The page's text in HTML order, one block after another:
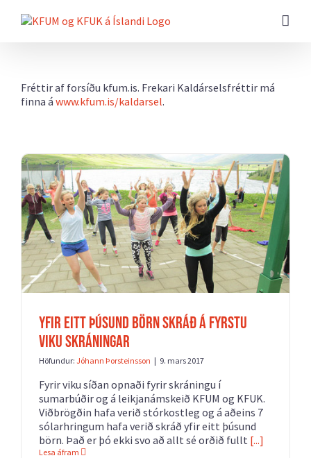
beint
Fréttir af forsíðu kfum.is. Frekari Kaldárselsfréttir má
finna á www.kfum.is/kaldarsel.
YFIR EITT ÞÚSUND BÖRN SKRÁÐ Á FYRSTU
VIKU SKRÁNINGAR
Höfundur: Jóhann Þorsteinsson | 9. mars 2017
Fyrir viku síðan opnaði fyrir skráningu í
sumarbúðir og á leikjanámskeið KFUM og KFUK.
Viðbrögðin hafa verið stórkostleg og á aðeins 7
sólarhringum hafa verið skráð yfir eitt þúsund
börn. Það er þó ekki svo að allt sé orðið fullt [...]
Lesa áfram